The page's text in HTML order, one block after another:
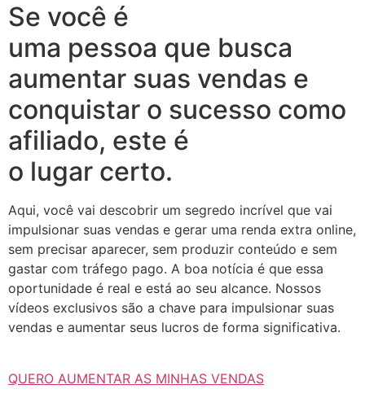
Se você é
uma pessoa que busca
aumentar suas vendas e
conquistar o sucesso como
afiliado, este é
o lugar certo.
Aqui, você vai descobrir um segredo incrível que vai
impulsionar suas vendas e gerar uma renda extra online,
sem precisar aparecer, sem produzir conteúdo e sem
gastar com tráfego pago. A boa notícia é que essa
oportunidade é real e está ao seu alcance. Nossos
vídeos exclusivos são a chave para impulsionar suas
vendas e aumentar seus lucros de forma significativa.
QUERO AUMENTAR AS MINHAS VENDAS